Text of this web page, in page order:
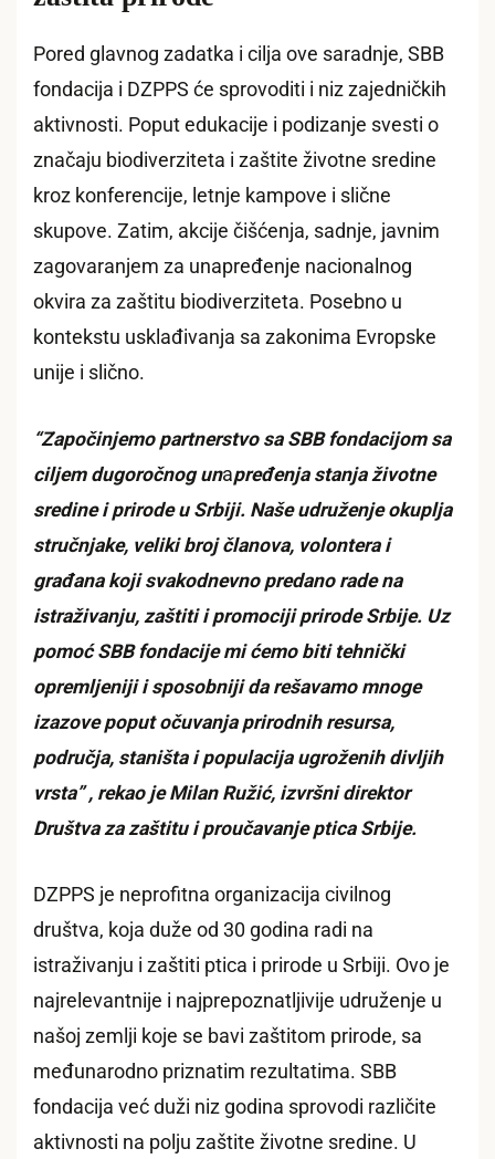
Pored glavnog zadatka i cilja ove saradnje, SBB
fondacija i DZPPS će sprovoditi i niz zajedničkih
aktivnosti. Poput edukacije i podizanje svesti o
značaju biodiverziteta i zaštite životne sredine
kroz konferencije, letnje kampove i slične
skupove. Zatim, akcije čišćenja, sadnje, javnim
zagovaranjem za unapređenje nacionalnog
okvira za zaštitu biodiverziteta. Posebno u
kontekstu usklađivanja sa zakonima Evropske
unije i slično.
“Započinjemo partnerstvo sa SBB fondacijom sa
ciljem dugoročnog unapređenja stanja životne
sredine i prirode u Srbiji. Naše udruženje okuplja
stručnjake, veliki broj članova, volontera i
građana koji svakodnevno predano rade na
istraživanju, zaštiti i promociji prirode Srbije. Uz
pomoć SBB fondacije mi ćemo biti tehnički
opremljeniji i sposobniji da rešavamo mnoge
izazove poput očuvanja prirodnih resursa,
područja, staništa i populacija ugroženih divljih
vrsta” , rekao je Milan Ružić, izvršni direktor
Društva za zaštitu i proučavanje ptica Srbije.
DZPPS je neprofitna organizacija civilnog
društva, koja duže od 30 godina radi na
istraživanju i zaštiti ptica i prirode u Srbiji. Ovo je
najrelevantnije i najprepoznatljivije udruženje u
našoj zemlji koje se bavi zaštitom prirode, sa
međunarodno priznatim rezultatima. SBB
fondacija već duži niz godina sprovodi različite
aktivnosti na polju zaštite životne sredine. U